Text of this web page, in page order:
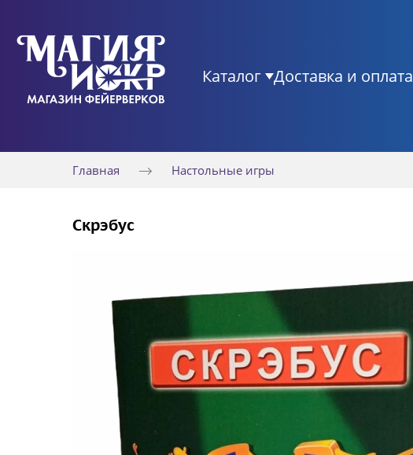
Каталог Доставка и оплата
Главная Настольные игры
Скрэбус